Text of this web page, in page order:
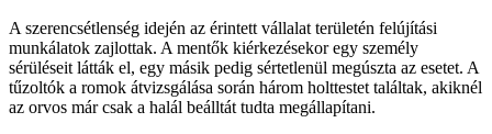
A szerencsétlenség idején az érintett vállalat területén felújítási
munkálatok zajlottak. A mentők kiérkezésekor egy személy
sérüléseit látták el, egy másik pedig sértetlenül megúszta az esetet. A
tűzoltók a romok átvizsgálása során három holttestet találtak, akiknél
az orvos már csak a halál beálltát tudta megállapítani.